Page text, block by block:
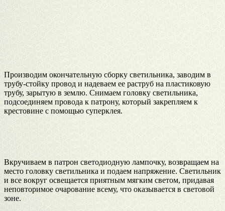
Производим окончательную сборку светильника, заводим в
трубу-стойку провод и надеваем ее раструб на пластиковую
трубу, зарытую в землю. Снимаем головку светильника,
подсоединяем провода к патрону, который закрепляем к
крестовине с помощью суперклея.
Вкручиваем в патрон светодиодную лампочку, возвращаем на
место головку светильника и подаем напряжение. Светильник
и все вокруг освещается приятным мягким светом, придавая
неповторимое очарование всему, что оказывается в световой
зоне.